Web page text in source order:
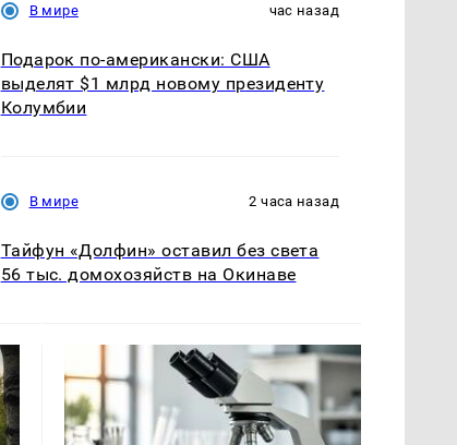
В мире час назад
Подарок по-американски: США
выделят $1 млрд новому президенту
Колумбии
В мире 2 часа назад
Тайфун «Долфин» оставил без света
56 тыс. домохозяйств на Окинаве